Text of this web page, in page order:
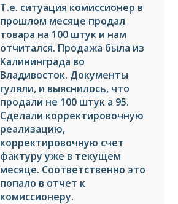
Т.е. ситуация комиссионер в
прошлом месяце продал
товара на 100 штук и нам
отчитался. Продажа была из
Калининграда во
Владивосток. Документы
гуляли, и выяснилось, что
продали не 100 штук а 95.
Сделали корректировочную
реализацию,
корректировочную счет
фактуру уже в текущем
месяце. Соответственно это
попало в отчет к
комиссионеру.